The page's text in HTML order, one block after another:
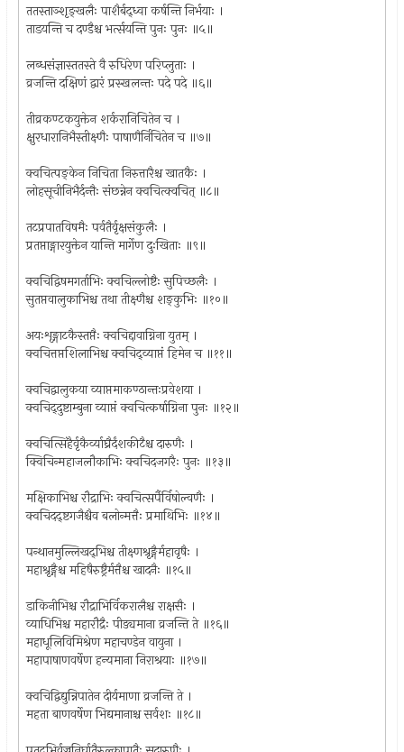
ततस्ताञ्शृङ्खलैः पाशैर्बद्‌ध्वा कर्षन्ति निर्भयाः ।
ताडयन्ति च दण्डैश्च भर्त्सयन्ति पुनः पुनः ॥५॥
लब्धसंज्ञास्ततस्ते वै रुधिरेण परिप्लुताः ।
व्रजन्ति दक्षिणं द्वारं प्रस्खलन्तः पदे पदे ॥६॥
तीव्रकण्टकयुक्तेन शर्करानिचितेन च ।
क्षुरधारानिभैस्तीक्ष्णैः पाषाणैर्निचितेन च ॥७॥
क्वचित्पङ्केन निचिता निरुत्तारैश्च खातकैः ।
लोहसूचीनिभैर्दन्तैः संछन्नेन क्वचित्क्वचित् ॥८॥
तटप्रपातविषमैः पर्वतैर्वृक्षसंकुलैः ।
प्रतप्ताङ्गारयुक्तेन यान्ति मार्गेण दुःखिताः ॥९॥
क्वचिद्विषमगर्ताभिः क्वचिल्लोष्टैः सुपिच्छलैः ।
सुतप्तवालुकाभिश्च तथा तीक्ष्णैश्च शङ्कुभिः ॥१०॥
अयःशृङ्गाटकैस्तप्तैः क्वचिद्दावाग्निना युतम् ।
क्वचित्तप्तशिलाभिश्च क्वचिद्‌व्याप्तं हिमेन च ॥११॥
क्वचिद्वालुकया व्याप्तमाकण्ठान्तःप्रवेशया ।
क्वचिद्‌दुष्टाम्बुना व्याप्तं क्वचित्कर्षाग्निना पुनः ॥१२॥
क्वचित्सिंहैर्वृकैर्व्याघ्रैर्दंशकीटैश्च दारुणैः ।
क्विचिन्महाजलौकाभिः क्वचिदजगरैः पुनः ॥१३॥
मक्षिकाभिश्च रौद्राभिः क्वचित्सर्पैर्विषोल्वणैः ।
क्वचिदद्ष्टगजैश्चैव बलोन्मत्तैः प्रमाथिभिः ॥१४॥
पन्थानमुल्लिखद्‌भिश्च तीक्ष्णश्रृङ्गैर्महावृषैः ।
महाश्रृङ्गैश्च महिषैरुष्ट्रैर्मत्तैश्च खादनैः ॥१५॥
डाकिनीभिश्च रौद्राभिर्विकरालैश्च राक्षसैः ।
व्याधिभिश्च महारौद्रैः पीड्यमाना व्रजन्ति ते ॥१६॥
महाधूलिविमिश्रेण महाचण्डेन वायुना ।
महापाषाणवर्षेण हन्यमाना निराश्रयाः ॥१७॥
क्वचिद्विद्युन्निपातेन दीर्यमाणा व्रजन्ति ते ।
महता बाणवर्षेण भिद्यमानाश्च सर्वशः ॥१८॥